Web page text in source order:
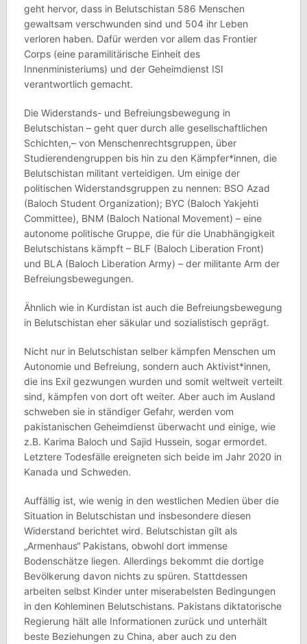
geht hervor, dass in Belutschistan 586 Menschen
gewaltsam verschwunden sind und 504 ihr Leben
verloren haben. Dafür werden vor allem das Frontier
Corps (eine paramilitärische Einheit des
Innenministeriums) und der Geheimdienst ISI
verantwortlich gemacht.
Die Widerstands- und Befreiungsbewegung in
Belutschistan – geht quer durch alle gesellschaftlichen
Schichten,– von Menschenrechtsgruppen, über
Studierendengruppen bis hin zu den Kämpfer*innen, die
Belutschistan militant verteidigen. Um einige der
politischen Widerstandsgruppen zu nennen: BSO Azad
(Baloch Student Organization); BYC (Baloch Yakjehti
Committee), BNM (Baloch National Movement) – eine
autonome politische Gruppe, die für die Unabhängigkeit
Belutschistans kämpft – BLF (Baloch Liberation Front)
und BLA (Baloch Liberation Army) – der militante Arm der
Befreiungsbewegungen.
Ähnlich wie in Kurdistan ist auch die Befreiungsbewegung
in Belutschistan eher säkular und sozialistisch geprägt.
Nicht nur in Belutschistan selber kämpfen Menschen um
Autonomie und Befreiung, sondern auch Aktivist*innen,
die ins Exil gezwungen wurden und somit weltweit verteilt
sind, kämpfen von dort oft weiter. Aber auch im Ausland
schweben sie in ständiger Gefahr, werden vom
pakistanischen Geheimdienst überwacht und einige, wie
z.B. Karima Baloch und Sajid Hussein, sogar ermordet.
Letztere Todesfälle ereigneten sich beide im Jahr 2020 in
Kanada und Schweden.
Auffällig ist, wie wenig in den westlichen Medien über die
Situation in Belutschistan und insbesondere diesen
Widerstand berichtet wird. Belutschistan gilt als
„Armenhaus“ Pakistans, obwohl dort immense
Bodenschätze liegen. Allerdings bekommt die dortige
Bevölkerung davon nichts zu spüren. Stattdessen
arbeiten selbst Kinder unter miserabelsten Bedingungen
in den Kohleminen Belutschistans. Pakistans diktatorische
Regierung hält alle Informationen zurück und unterhält
beste Beziehungen zu China, aber auch zu den